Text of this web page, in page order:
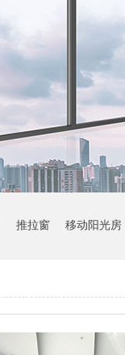
推拉窗 移动阳光房